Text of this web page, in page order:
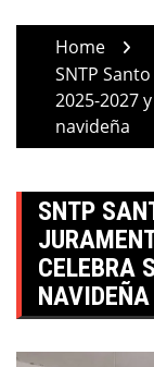
Home
SNTP
2025-2027
navideña
SNTP
CELEBRA
NAVIDEÑA